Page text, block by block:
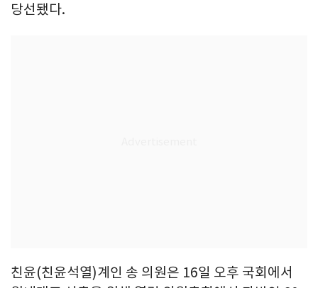
당선됐다.
친윤(친윤석열)계인 송 의원은 16일 오후 국회에서